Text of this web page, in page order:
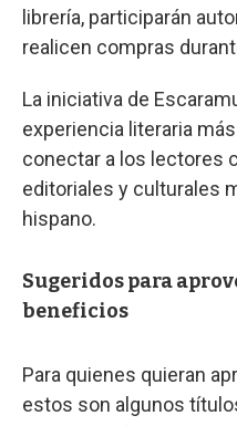
librería, participarán
realicen compras
La iniciativa de
experiencia literaria
conectar a los lectores
editoriales y culturales
hispano.
Sugeridos para
beneficios
Para quienes quieran
estos son algunos